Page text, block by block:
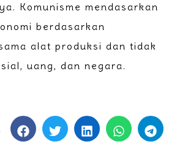
Komunisme mendasarkan
berdasarkan
alat produksi dan tidak
uang, dan negara.